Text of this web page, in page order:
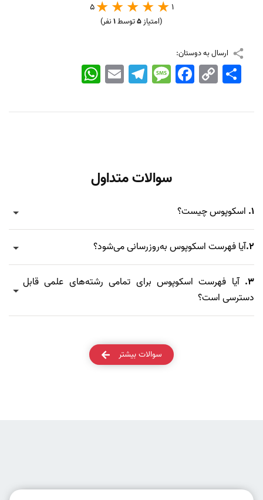
1
5
(امتیاز5توسط1نفر)
ارسال به دوستان:
WhatsApp EmailTelegramMessageFacebook Copy
Link
اشتراک
سوالات متداول
1. اسکوپوس چیست؟
2.آیا فهرست اسکوپوس به‌روزرسانی می‌شود؟
3. آیا فهرست اسکوپوس برای تمامی رشته‌های علمی قابل
دسترسی است؟
سوالات بیشتر